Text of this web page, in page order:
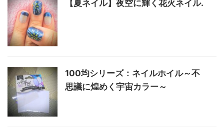
【夏ネイル】夜空に輝く花火ネイル.
100均シリーズ：ネイルホイル～不
思議に煌めく宇宙カラー～